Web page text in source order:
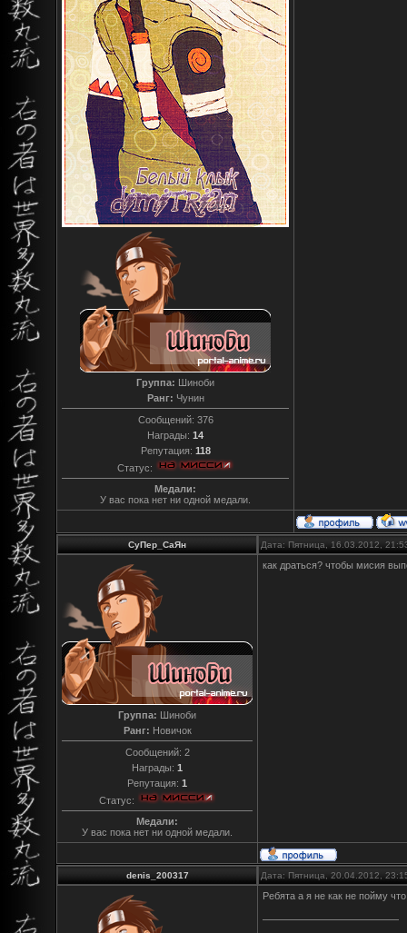
Группа: Шиноби
Ранг: Чунин
Сообщений: 376
Награды: 14
Репутация: 118
Статус:
Медали:
У вас пока нет ни одной медали.
СуПер_СаЯн Дата: Пятница, 16.03.2012,
Группа: Шиноби
Ранг: Новичок
Сообщений: 2
Награды: 1
Репутация: 1
Статус:
Медали:
У вас пока нет ни одной медали.
как драться? чтобы мисия
denis_200317 Дата: Пятница, 20.04.2012,
Ребята а я не как не пойму